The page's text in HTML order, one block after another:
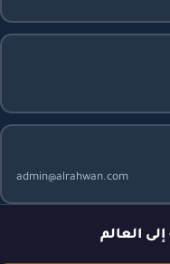
admin@alrahwan.com
العالم